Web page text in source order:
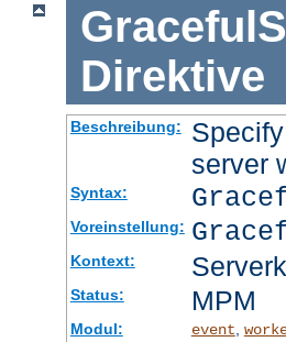
Direktive
Beschreibung:
server
Syntax:
Voreinstellung:
Kontext:
Status: MPM
Modul: event,